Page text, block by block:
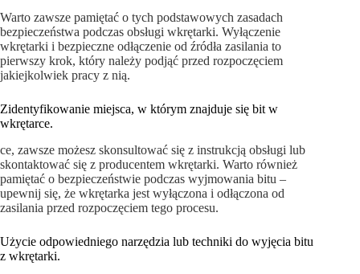
Warto zawsze pamiętać o tych podstawowych zasadach
bezpieczeństwa podczas obsługi wkrętarki. Wyłączenie
wkrętarki i bezpieczne odłączenie od źródła zasilania to
pierwszy krok, który należy podjąć przed rozpoczęciem
jakiejkolwiek pracy z nią.
Zidentyfikowanie miejsca, w którym znajduje się bit w
wkrętarce.
ce, zawsze możesz skonsultować się z instrukcją obsługi lub
skontaktować się z producentem wkrętarki. Warto również
pamiętać o bezpieczeństwie podczas wyjmowania bitu –
upewnij się, że wkrętarka jest wyłączona i odłączona od
zasilania przed rozpoczęciem tego procesu.
Użycie odpowiedniego narzędzia lub techniki do wyjęcia bitu
z wkrętarki.